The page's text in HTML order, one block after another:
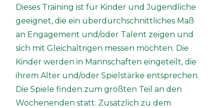
Dieses Training ist für Kinder und Jugendliche
geeignet, die ein überdurchschnittliches Maß
an Engagement und/oder Talent zeigen und
sich mit Gleichaltrigen messen möchten. Die
Kinder werden in Mannschaften eingeteilt, die
ihrem Alter und/oder Spielstärke entsprechen.
Die Spiele finden zum größten Teil an den
Wochenenden statt. Zusätzlich zu dem